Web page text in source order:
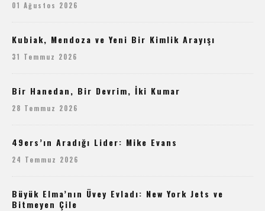
01 Ağustos 2026
Kubiak, Mendoza ve Yeni Bir Kimlik Arayışı
31 Temmuz 2026
Bir Hanedan, Bir Devrim, İki Kumar
28 Temmuz 2026
49ers’ın Aradığı Lider: Mike Evans
24 Temmuz 2026
Büyük Elma’nın Üvey Evladı: New York Jets ve
Bitmeyen Çile